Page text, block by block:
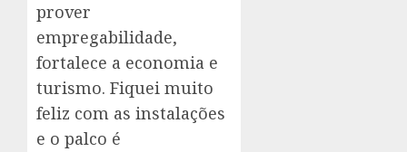
prover
empregabilidade,
fortalece a economia e
turismo. Fiquei muito
feliz com as instalações
e o palco é